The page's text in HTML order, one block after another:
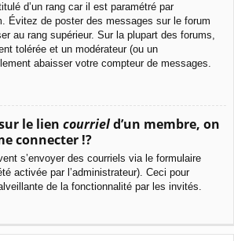
d’un rang car il est paramétré par
Évitez de poster des messages sur le forum
au rang supérieur. Sur la plupart des forums,
tolérée et un modérateur (ou un
abaisser votre compteur de messages.
le lien courrield’un membre, on
connecter !?
s’envoyer des courriels via le formulaire
activée par l’administrateur). Ceci pour
de la fonctionnalité par les invités.